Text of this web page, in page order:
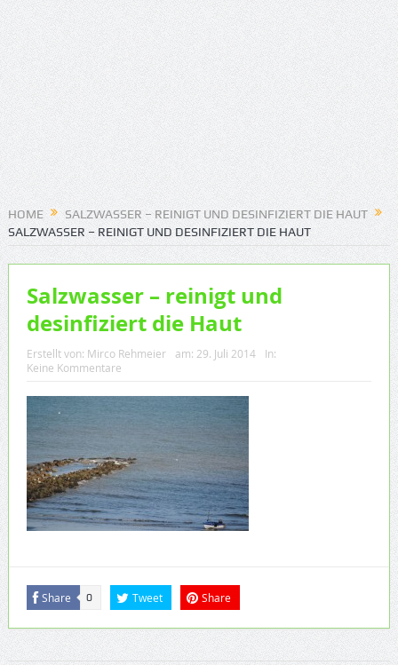
HOME
SALZWASSER – REINIGT UND DESINFIZIERT DIE HAUT
SALZWASSER – REINIGT UND DESINFIZIERT DIE HAUT
Salzwasser – reinigt und
desinfiziert die Haut
Erstellt von: Mirco Rehmeier am: 29. Juli 2014
In:
Keine Kommentare
Share 0 Tweet Share